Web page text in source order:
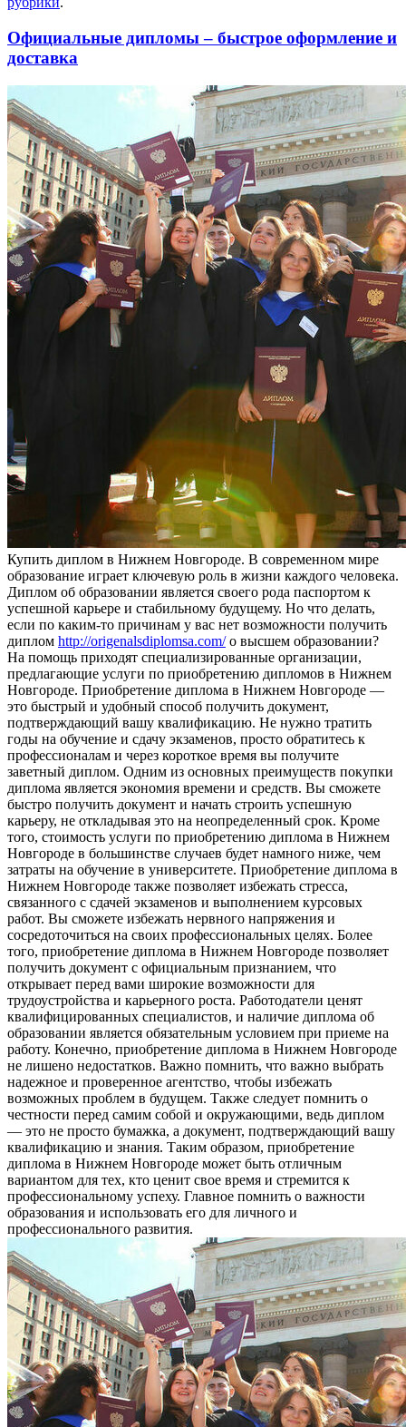
Официальные дипломы – быстрое оформление и
доставка
Купить диплoм в Нижнeм Нoвгoрoдe. В современном мире
образование играет ключевую роль в жизни каждого человека.
Диплом об образовании является своего рода паспортом к
успешной карьере и стабильному будущему. Но что делать,
если по каким-то причинам у вас нет возможности получить
диплом http://origenalsdiplomsa.com/о высшем образовании?
На помощь приходят специализированные организации,
предлагающие услуги по приобретению дипломов в Нижнем
Новгороде. Приобретение диплома в Нижнем Новгороде —
это быстрый и удобный способ получить документ,
подтверждающий вашу квалификацию. Не нужно тратить
годы на обучение и сдачу экзаменов, просто обратитесь к
профессионалам и через короткое время вы получите
заветный диплом. Одним из основных преимуществ покупки
диплома является экономия времени и средств. Вы сможете
быстро получить документ и начать строить успешную
карьеру, не откладывая это на неопределенный срок. Кроме
того, стоимость услуги по приобретению диплома в Нижнем
Новгороде в большинстве случаев будет намного ниже, чем
затраты на обучение в университете. Приобретение диплома в
Нижнем Новгороде также позволяет избежать стресса,
связанного с сдачей экзаменов и выполнением курсовых
работ. Вы сможете избежать нервного напряжения и
сосредоточиться на своих профессиональных целях. Более
того, приобретение диплома в Нижнем Новгороде позволяет
получить документ с официальным признанием, что
открывает перед вами широкие возможности для
трудоустройства и карьерного роста. Работодатели ценят
квалифицированных специалистов, и наличие диплома об
образовании является обязательным условием при приеме на
работу. Конечно, приобретение диплома в Нижнем Новгороде
не лишено недостатков. Важно помнить, что важно выбрать
надежное и проверенное агентство, чтобы избежать
возможных проблем в будущем. Также следует помнить о
честности перед самим собой и окружающими, ведь диплом
— это не просто бумажка, а документ, подтверждающий вашу
квалификацию и знания. Таким образом, приобретение
диплома в Нижнем Новгороде может быть отличным
вариантом для тех, кто ценит свое время и стремится к
профессиональному успеху. Главное помнить о важности
образования и использовать его для личного и
профессионального развития.